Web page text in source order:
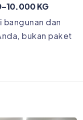
KG
dan
bukan paket